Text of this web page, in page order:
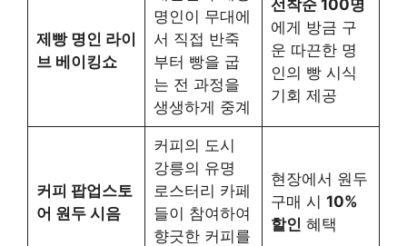
제빵 명인 라이
브 베이킹쇼
명인이 무대에
서 직접 반죽
부터 빵을 굽
는 전 과정을
생생하게 중계
선착순 100명
에게 방금 구
운 따끈한 명
인의 빵 시식
기회 제공
커피 팝업스토
어 원두 시음
커피의 도시
강릉의 유명
로스터리 카페
들이 참여하여
향긋한 커피를
현장에서 원두
구매 시 10%
할인 혜택